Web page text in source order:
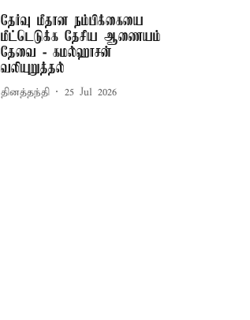
தேர்வு மீதான நம்பிக்கையை
மீட்டெடுக்க தேசிய ஆணையம்
தேவை - கமல்ஹாசன்
வலியுறுத்தல்
தினத்தந்தி 25 Jul 2026